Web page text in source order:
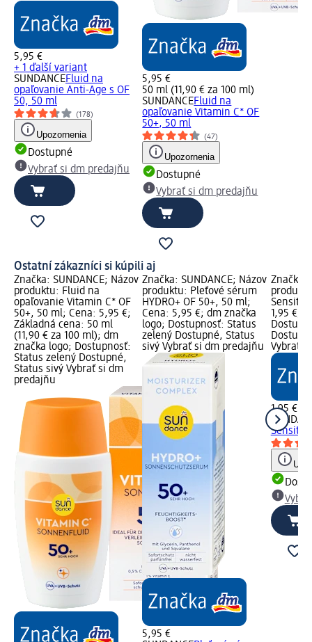
5,95 €
+ 1 ďalší variant
SUNDANCEFluid na
opaľovanie Anti-Age s OF
50, 50 ml
(178)
Upozornenia
Dostupné
Vybrať si dm predajňu
5,95 €
50 ml (11,90 € za 100 ml)
SUNDANCEFluid na
opaľovanie Vitamin C* OF
50+, 50 ml
(47)
Upozornenia
Dostupné
Vybrať si dm predajňu
Ostatní zákazníci si kúpili aj
Značka: SUNDANCE; Názov
produktu: Fluid na
opaľovanie Vitamin C* OF
50+, 50 ml; Cena: 5,95 €;
Základná cena: 50 ml
(11,90 € za 100 ml); dm
značka logo; Dostupnosť:
Status zelený Dostupné,
Status sivý Vybrať si dm
predajňu
Značka: SUNDANCE; Názov
produktu: Pleťové sérum
HYDRO+ OF 50+, 50 ml;
Cena: 5,95 €; dm značka
logo; Dostupnosť: Status
zelený Dostupné, Status
sivý Vybrať si dm predajňu
5,95 €
Značka:
1,95 €;
Vybrať
1,95 €
Sensitiv,